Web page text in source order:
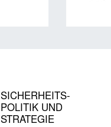
SICHER­HEITS­
POLITIK UND
STRATEGIE